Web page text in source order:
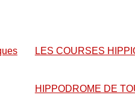
LES COURSES
HIPPODROME DE